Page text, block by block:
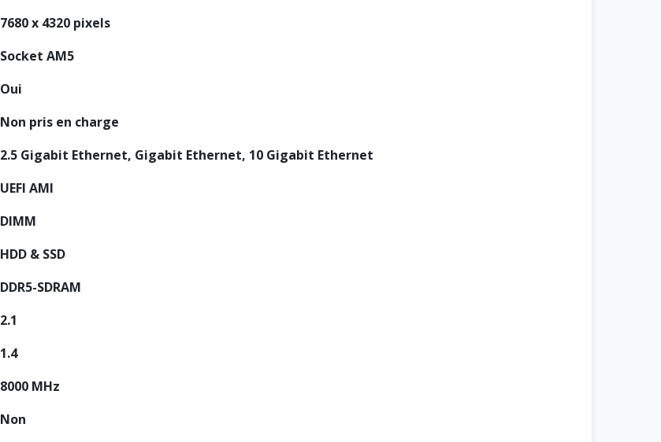
7680 x 4320 pixels
Socket AM5
Oui
Non pris en charge
2.5 Gigabit Ethernet, Gigabit Ethernet, 10 Gigabit Ethernet
UEFI AMI
DIMM
HDD & SSD
DDR5-SDRAM
2.1
1.4
8000 MHz
Non